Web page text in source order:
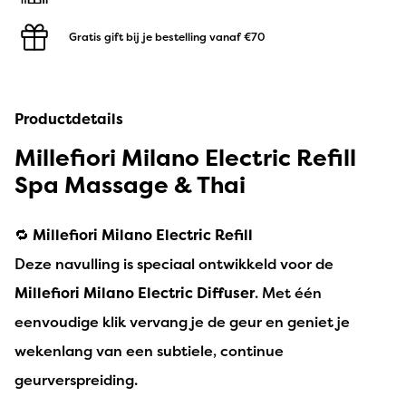
Gratis gift bij je bestelling vanaf €70
Productdetails
Millefiori Milano Electric Refill
Spa Massage & Thai
🔁 Millefiori Milano Electric Refill
Deze navulling is speciaal ontwikkeld voor de
Millefiori Milano Electric Diffuser. Met één
eenvoudige klik vervang je de geur en geniet je
wekenlang van een subtiele, continue
geurverspreiding.